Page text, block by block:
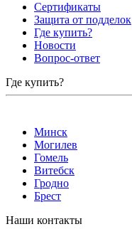
Сертификаты
Защита от подделок
Где купить?
Новости
Вопрос-ответ
Где купить?
Минск
Могилев
Гомель
Витебск
Гродно
Брест
Наши контакты